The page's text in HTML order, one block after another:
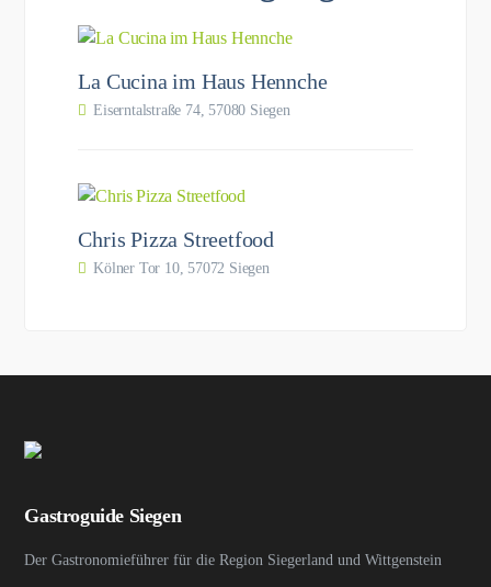
La Cucina im Haus Hennche
Eiserntalstraße 74, 57080 Siegen
Chris Pizza Streetfood
Kölner Tor 10, 57072 Siegen
Gastroguide Siegen
Der Gastronomieführer für die Region Siegerland und Wittgenstein